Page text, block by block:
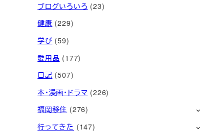
ブログいろいろ (23)
健康 (229)
学び (59)
愛用品 (177)
日記 (507)
本・漫画・ドラマ (226)
福岡移住 (276)
行ってきた (147)